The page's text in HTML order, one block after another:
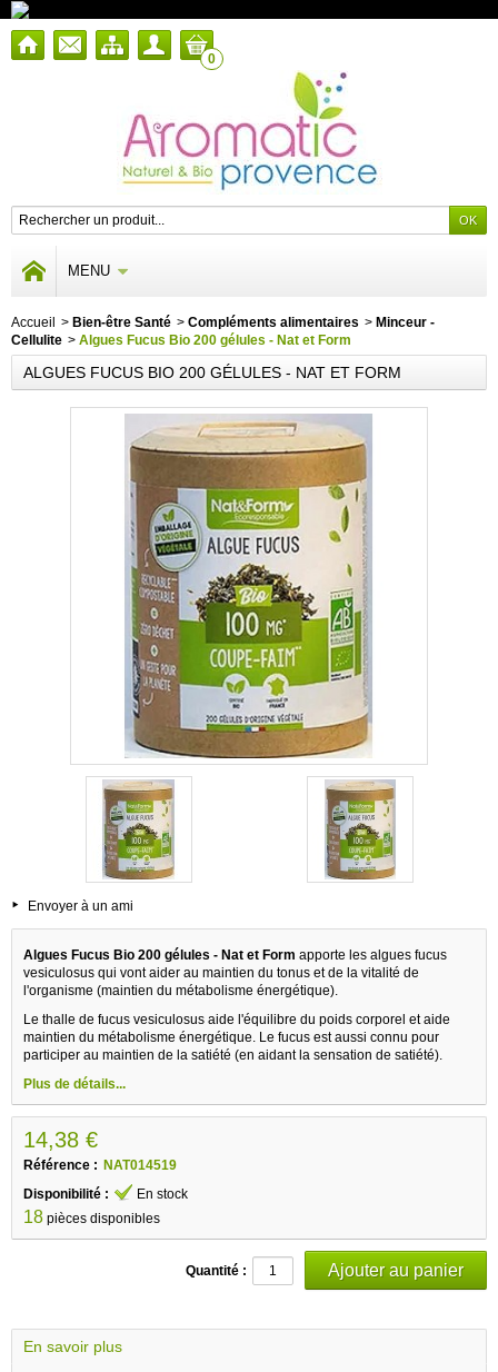
0
MENU
Accueil > Bien-être Santé > Compléments alimentaires > Minceur -
Cellulite > Algues Fucus Bio 200 gélules - Nat et Form
ALGUES FUCUS BIO 200 GÉLULES - NAT ET FORM
Envoyer à un ami
Algues Fucus Bio 200 gélules - Nat et Form apporte les algues fucus
vesiculosus qui vont aider au maintien du tonus et de la vitalité de
l'organisme (maintien du métabolisme énergétique).
Le thalle de fucus vesiculosus aide l'équilibre du poids corporel et aide
maintien du métabolisme énergétique. Le fucus est aussi connu pour
participer au maintien de la satiété (en aidant la sensation de satiété).
Plus de détails...
14,38 €
Référence : NAT014519
Disponibilité :
En stock
18 pièces disponibles
Quantité :
En savoir plus